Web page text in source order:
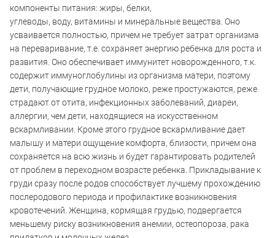
компоненты питания: жиры, белки,
углеводы, воду, витамины и минеральные вещества. Оно
усваивается полностью, причем не требует затрат организма
на переваривание, т.е. сохраняет энергию ребенка для роста и
развития. Оно обеспечивает иммунитет новорожденного, т.к.
содержит иммуноглобулины из организма матери, поэтому
дети, получающие грудное молоко, реже простужаются, реже
страдают от отита, инфекционных заболеваний, диареи,
аллергии, чем дети, находящиеся на искусственном
вскармливании. Кроме этого грудное вскармливание дает
малышу и матери ощущение комфорта, близости, причем она
сохраняется на всю жизнь и будет гарантировать родителей
от проблем в переходном возрасте ребенка. Прикладывание к
груди сразу после родов способствует лучшему прохождению
послеродового периода и профилактике возникновения
кровотечений. Женщина, кормящая грудью, подвергается
меньшему риску возникновения анемии, остеопороза, рака